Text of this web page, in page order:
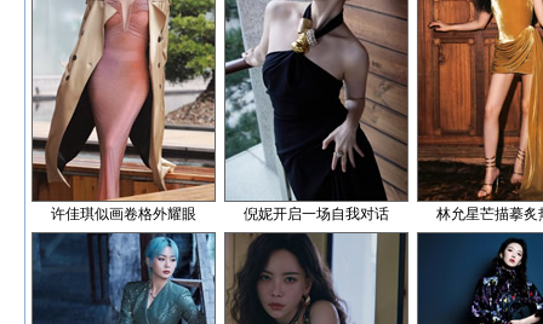
许佳琪似画卷格外耀眼 倪妮开启一场自我对话 林允星芒描摹炙